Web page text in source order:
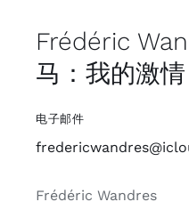
Frédéric
马：我的激情
电子邮件
Frédéric Wandres